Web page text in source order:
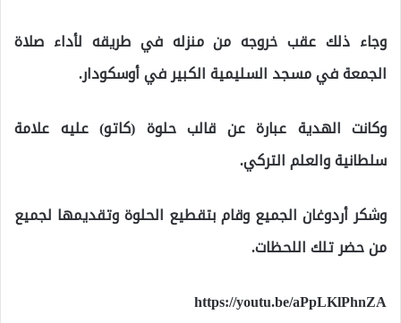
وجاء ذلك عقب خروجه من منزله في طريقه لأداء صلاة
الجمعة في مسجد السليمية الكبير في أوسكودار.
وكانت الهدية عبارة عن قالب حلوة (كاتو) عليه علامة
سلطانية والعلم التركي.
وشكر أردوغان الجميع وقام بتقطيع الحلوة وتقديمها لجميع
من حضر تلك اللحظات.
https://youtu.be/aPpLKlPhnZA